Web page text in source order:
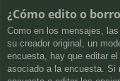
¿Cómo edito o
Como en los mensajes,
su creador original, un
encuesta, hay que editar
asociado a la encuesta. Si